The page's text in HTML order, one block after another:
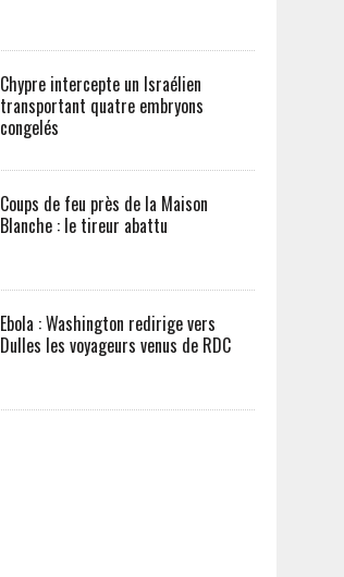
Chypre intercepte un Israélien
transportant quatre embryons
congelés
Coups de feu près de la Maison
Blanche : le tireur abattu
Ebola : Washington redirige vers
Dulles les voyageurs venus de RDC